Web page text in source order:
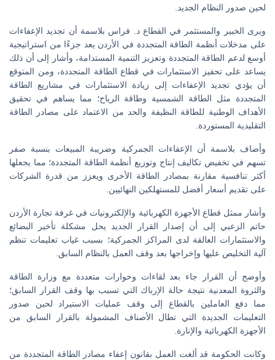
لحين صدور النظام الجديد.
ويرى الخبير والمستثمر في القطاع د. فراس بلاسمة أن تجديد الإعفاءات
على مدخلات أنظمة الطاقة المتجددة في الأردن يعد جزءًا من استراتيجية
أوسع لدعم الطاقة المتجددة وتعزيز التنمية المستدامة، وأشار إلى أن ذلك
يساعد على تحفيز الاستثمارات في قطاع الطاقة المتجددة، ومن المتوقع
أن يؤدي تجديد الإعفاءات إلى زيادة الاستثمارات في مشاريع الطاقة
المتجددة مثل الطاقة الشمسية وطاقة الرياح؛ مما يساهم في تحقيق
الأهداف الوطنية للطاقة النظيفة والحد من الاعتماد على مصادر الطاقة
التقليدية المستوردة.
وأضاف بلاسمة أن الإعفاءات الجمركية وضريبة المبيعات بنسبة صفر
تسهم في تخفيض تكاليف إنتاج وتوزيع أنظمة الطاقة المتجددة؛ مما يجعلها
أكثر تنافسية مقارنة بمصادر الطاقة الأخرى ويعزز من قدرة الشركات
على تقديم أسعار أفضل للمستهلكين النهائيين.
وأشار ممثل قطاع الأجهزة الكهربائية والإلكترونيات في غرفة تجارة الأردن
حاتم الزعبي إلى أن إصدار القرار الجديد يحل مشكلة تأخير البضائع
والاستثمارات العالقة لدى المراكز الجمركية؛ بسبب غياب تعليمات تنظم
آلية التخليص عليها وإخراجها بعد وقف العمل بالنظام السابق.
وأوضح أن القرار جاء بعد لقاءات وحوارات متعددة مع وزارة الطاقة
والثروة المعدنية نتيجة حالة الإرباك التي تسبب بها وقف القرار السابق؛
مما دفع العاملين بالقطاع إلى وقف عمليات الاستيراد لحين صدور
التعليمات الجديدة التي تطال الأصناف المشمولة بالقرار السابق من
الأجهزة الكهربائية والإنارة.
وكانت الحكومة قد ألغت العمل بقانون إعفاء مصادر الطاقة المتجددة من